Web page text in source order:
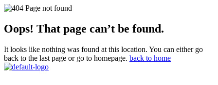
Oops! That page can’t be found.
It looks like nothing was found at this location. You can either go
back to the last page or go to homepage. back to home